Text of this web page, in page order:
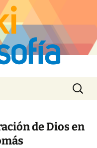
Buscar:
de Dios en